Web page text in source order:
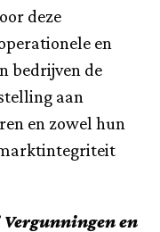
deze
en
bedrijven de
aan
en zowel hun
en